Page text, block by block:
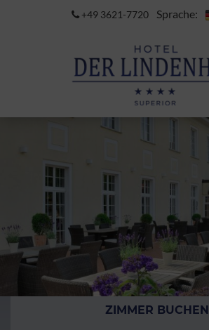
+49 3621-7720 Sprache:
ZIMMER BUCHEN